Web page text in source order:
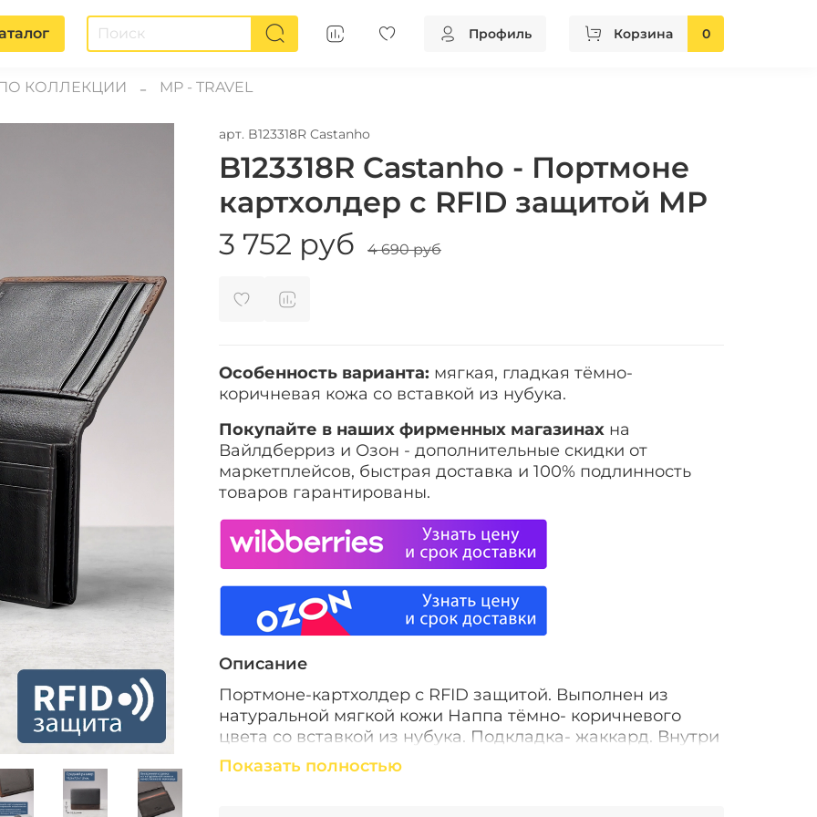
Профиль Корзина 0
КОЛЛЕКЦИИ MP - TRAVEL
арт. B123318R Castanho
B123318R Castanho - Портмоне
картхолдер с RFID защитой MP
3 752 руб
4 690 руб
Особенность варианта: мягкая, гладкая тёмно-
коричневая кожа со вставкой из нубука.
Покупайте в наших фирменных магазинах на
Вайлдберриз и Озон - дополнительные скидки от
маркетплейсов, быстрая доставка и 100% подлинность
товаров гарантированы.
Описание
Портмоне-картхолдер с RFID защитой. Выполнен из
натуральной мягкой кожи Наппа тёмно- коричневого
цвета со вставкой из нубука. Подкладка- жаккард. Внутри
предусмотрены 4 ячейки для карт, 2 кармана, один из
которых- объёмный ( удобен для использования своих
Показать полностью